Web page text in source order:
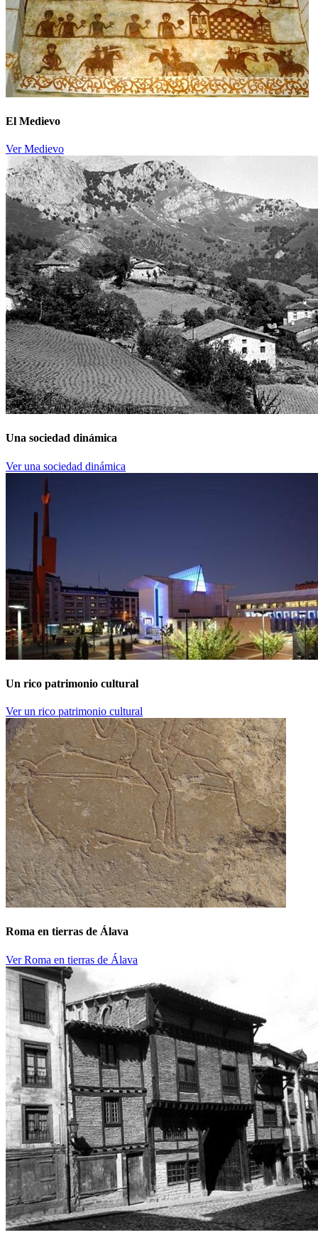
El Medievo
Ver Medievo
Una sociedad dinámica
Ver una sociedad dinámica
Un rico patrimonio cultural
Ver un rico patrimonio cultural
Roma en tierras de Álava
Ver Roma en tierras de Álava